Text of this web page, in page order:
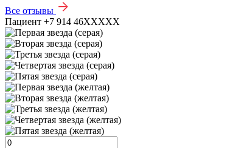
Все отзывы
Пациент +7 914 46XXXXX